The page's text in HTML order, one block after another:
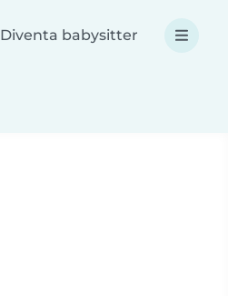
Diventa babysitter